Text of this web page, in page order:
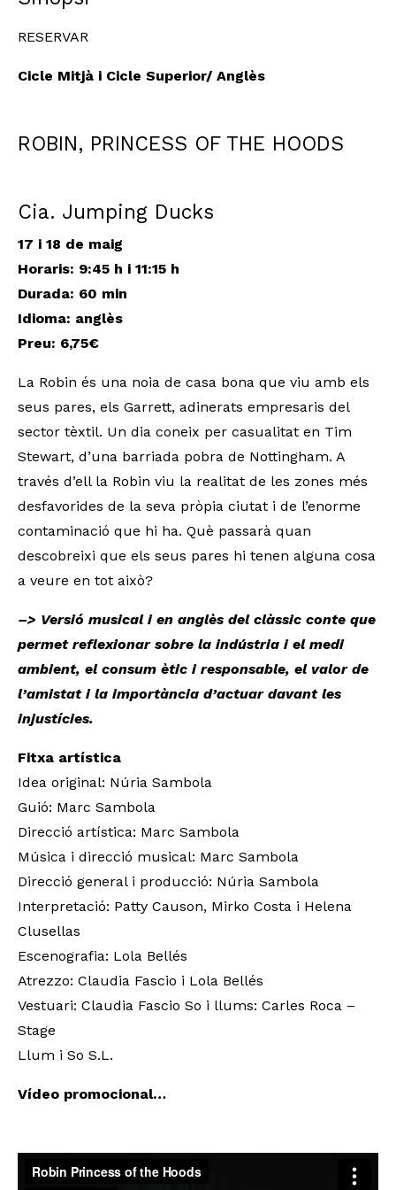
RESERVAR
Cicle Mitjà i Cicle Superior/ Anglès
ROBIN, PRINCESS OF THE HOODS
Cia. Jumping Ducks
17 i 18 de maig
Horaris: 9:45 h i 11:15 h
Durada: 60 min
Idioma: anglès
Preu: 6,75€
La Robin és una noia de casa bona que viu amb els
seus pares, els Garrett, adinerats empresaris del
sector tèxtil. Un dia coneix per casualitat en Tim
Stewart, d’una barriada pobra de Nottingham. A
través d’ell la Robin viu la realitat de les zones més
desfavorides de la seva pròpia ciutat i de l’enorme
contaminació que hi ha. Què passarà quan
descobreixi que els seus pares hi tenen alguna cosa
a veure en tot això?
–> Versió musical i en anglès del clàssic conte que
permet reflexionar sobre la indústria i el medi
ambient, el consum ètic i responsable, el valor de
l’amistat i la importància d’actuar davant les
injustícies.
Fitxa artística
Idea original: Núria Sambola
Guió: Marc Sambola
Direcció artística: Marc Sambola
Música i direcció musical: Marc Sambola
Direcció general i producció: Núria Sambola
Interpretació: Patty Causon, Mirko Costa i Helena
Clusellas
Escenografia: Lola Bellés
Atrezzo: Claudia Fascio i Lola Bellés
Vestuari: Claudia Fascio So i llums: Carles Roca –
Stage
Llum i So S.L.
Vídeo promocional…